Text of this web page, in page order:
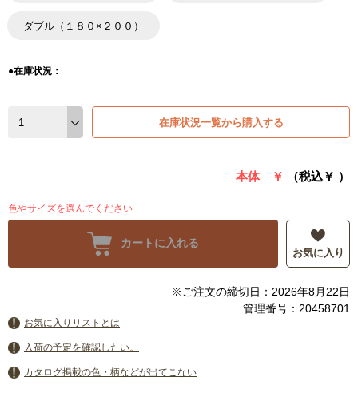
ダブル（１８０×２００）
●在庫状況：
在庫状況一覧から購入する
本体 ￥ （税込￥ ）
色やサイズを選んでください
カートに入れる
お気に入り
※ご注文の締切日：2026年8月22日
管理番号：20458701
お気に入りリストとは
入荷の予定を確認したい。
カタログ掲載の色・柄などが出てこない